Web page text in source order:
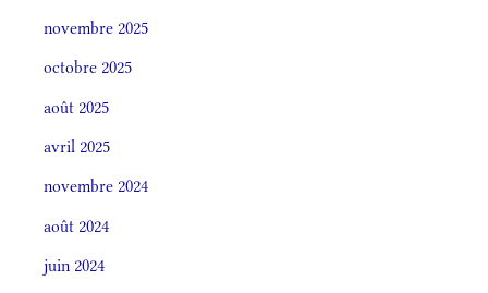
novembre 2025
octobre 2025
août 2025
avril 2025
novembre 2024
août 2024
juin 2024